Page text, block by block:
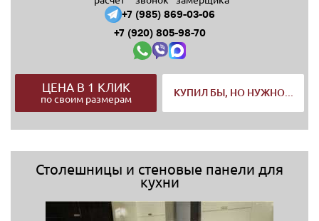
+7 (985) 869-03-06
+7 (920) 805-98-70
ЦЕНА В 1 КЛИК
по своим размерам
КУПИЛ БЫ, НО НУЖНО...
Столешницы и стеновые панели для
кухни